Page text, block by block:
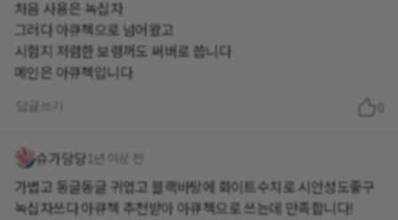
처음 사용은 녹십자
그러다 아큐첵으로 넘어왔고
시험지 저렴한 보령꺼도 써버로 씁니다
메인은 아큐첵입니다
답글쓰기
슈가당당 1년 이상 전
가볍고 동글동글 귀엽고 블랙바탕에 화이트수치로 시안성도좋구